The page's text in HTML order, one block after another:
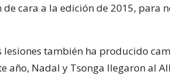
cara a la edición de 2015, para
lesiones también ha producido
año, Nadal y Tsonga llegaron al